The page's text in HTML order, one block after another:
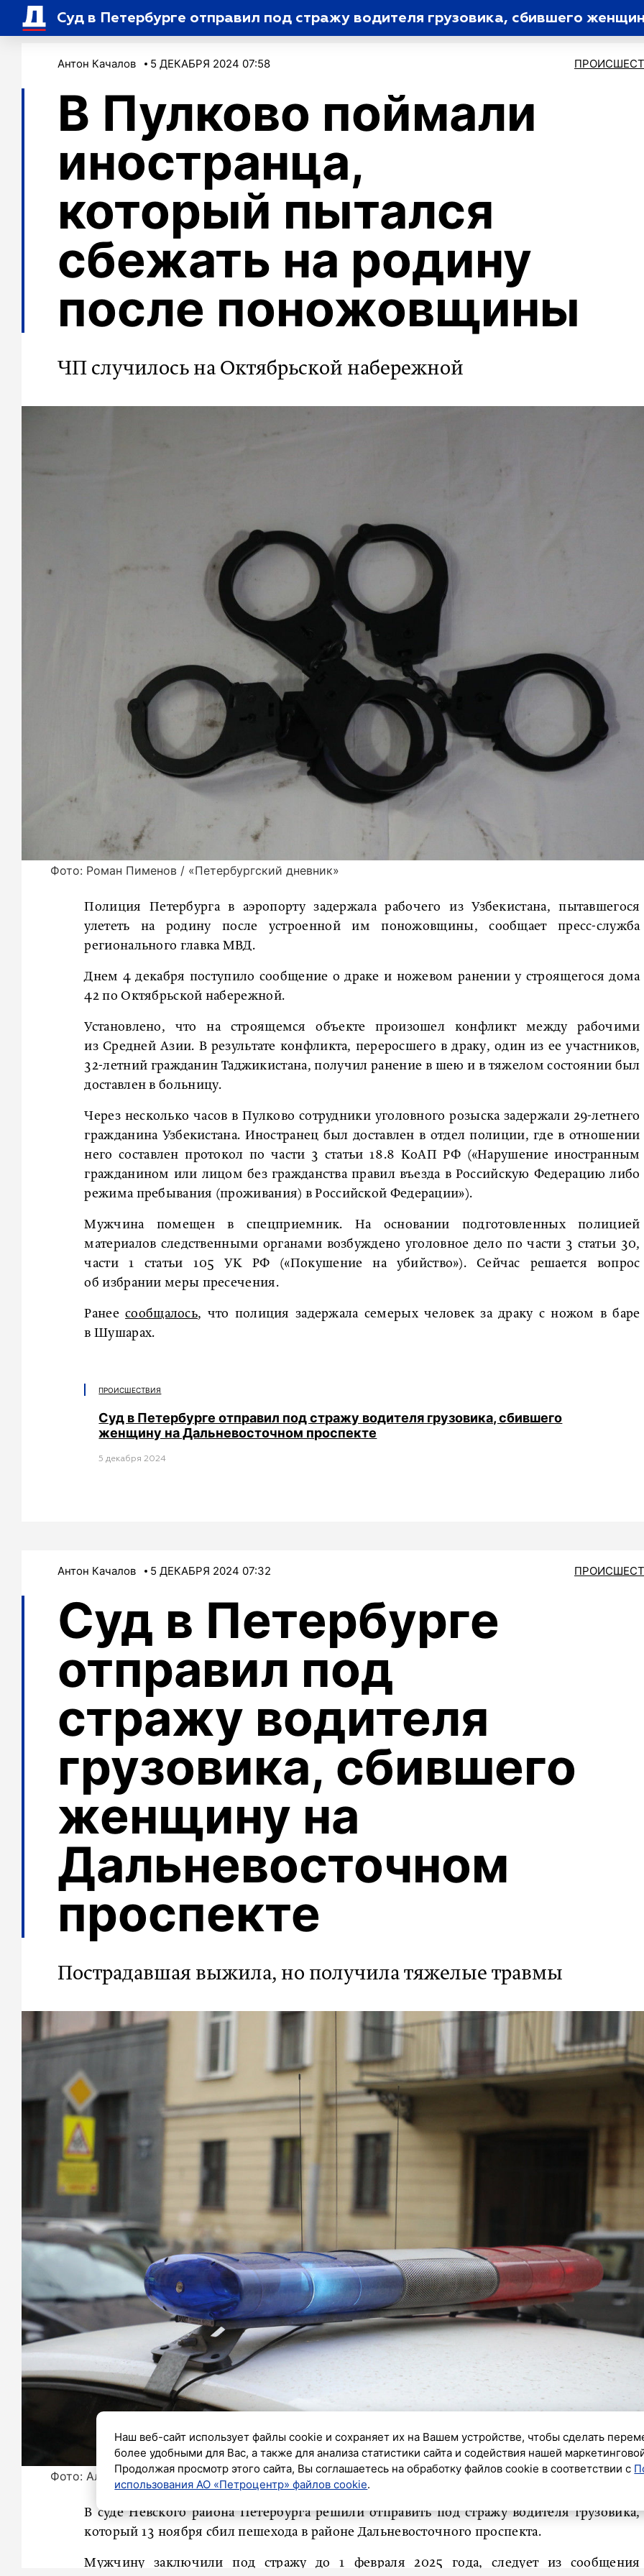
Суд в Петербурге отправил под стражу водителя грузовика, сбившего
Антон Качалов 5 ДЕКАБРЯ 2024 07:58
В Пулково поймали
иностранца,
который пытался
сбежать на родину
после поножовщины
ЧП случилось на Октябрьской набережной
Фото: Роман Пименов / «Петербургский дневник»
Полиция Петербурга в аэропорту задержала рабочего из Узбекистана, пытавшегося
улететь на родину после устроенной им поножовщины, сообщает пресс-служба
регионального главка МВД.
Днем 4 декабря поступило сообщение о драке и ножевом ранении у строящегося дома
42 по Октябрьской набережной.
Установлено, что на строящемся объекте произошел конфликт между рабочими
из Средней Азии. В результате конфликта, переросшего в драку, один из ее участников,
32-летний гражданин Таджикистана, получил ранение в шею и в тяжелом состоянии был
доставлен в больницу.
Через несколько часов в Пулково сотрудники уголовного розыска задержали 29-летнего
гражданина Узбекистана. Иностранец был доставлен в отдел полиции, где в отношении
него составлен протокол по части 3 статьи 18.8 КоАП РФ («Нарушение иностранным
гражданином или лицом без гражданства правил въезда в Российскую Федерацию либо
режима пребывания (проживания) в Российской Федерации»).
Мужчина помещен в спецприемник. На основании подготовленных полицией
материалов следственными органами возбуждено уголовное дело по части 3 статьи 30,
части 1 статьи 105 УК РФ («Покушение на убийство»). Сейчас решается вопрос
об избрании меры пресечения.
Ранеесообщалось, что полиция задержала семерых человек за драку с ножом в баре
в Шушарах.
ПРОИСШЕСТВИЯ
Суд в Петербурге отправил под стражу водителя грузовика, сбившего
женщину на Дальневосточном проспекте
5 декабря 2024
Антон Качалов 5 ДЕКАБРЯ 2024 07:32
Суд в Петербурге
отправил под
стражу водителя
грузовика, сбившего
женщину на
Дальневосточном
проспекте
Пострадавшая выжила, но получила тяжелые травмы
Фото: Александр Глуз / «Петербургский дневник»
В суде Невского района Петербурга решили отправить под стражу водителя грузовика,
который 13 ноября сбил пешехода в районе Дальневосточного проспекта.
Мужчину заключили под стражу до 1 февраля 2025 года, следует из сообщения
Наш веб-сайт использует файлы cookie и сохраняет их на Вашем устройстве, чтобы сделать
более удобными для Вас, а также для анализа статистики сайта и содействия нашей
Продолжая просмотр этого сайта, Вы соглашаетесь на обработку файлов cookie в соответствии с
использования АО «Петроцентр» файлов cookie.